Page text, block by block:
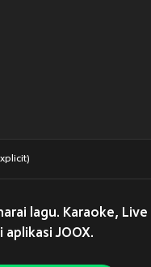
lagu. Karaoke, Live
aplikasi JOOX.